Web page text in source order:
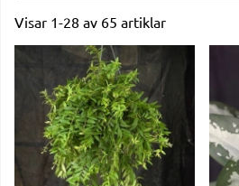
Visar 1-28 av 65 artiklar
Produkter